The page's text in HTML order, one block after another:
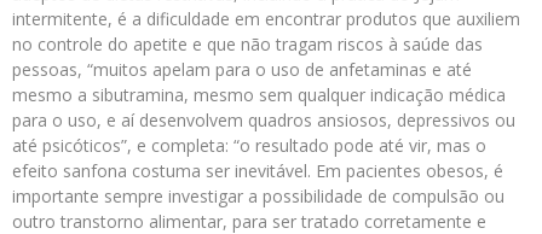
intermitente, é a dificuldade em encontrar produtos que auxiliem
no controle do apetite e que não tragam riscos à saúde das
pessoas, “muitos apelam para o uso de anfetaminas e até
mesmo a sibutramina, mesmo sem qualquer indicação médica
para o uso, e aí desenvolvem quadros ansiosos, depressivos ou
até psicóticos”, e completa: “o resultado pode até vir, mas o
efeito sanfona costuma ser inevitável. Em pacientes obesos, é
importante sempre investigar a possibilidade de compulsão ou
outro transtorno alimentar, para ser tratado corretamente e